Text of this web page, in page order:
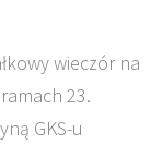
wieczór na
23.
GKS-u